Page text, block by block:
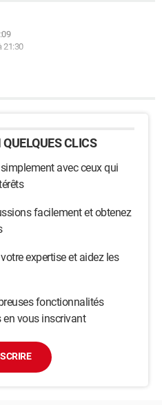
21:30
CLICS
avec ceux qui
facilement et obtenez
expertise et aidez les
fonctionnalités
vous inscrivant